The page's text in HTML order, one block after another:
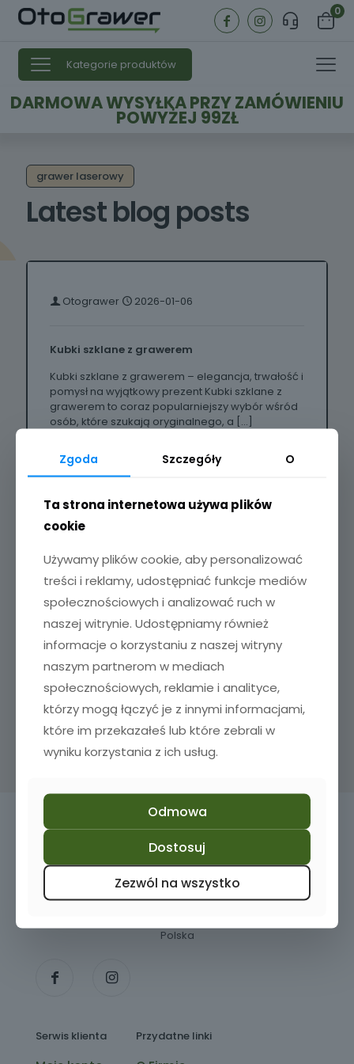
0
Kategorie produktów
DARMOWA WYSYŁKA PRZY ZAMÓWIENIU
POWYŻEJ 99ZŁ
grawer laserowy
Latest blog posts
Otograwer 2026-01-06
Kubki szklane z grawerem
Kubki szklane z grawerem – elegancja, trwałość i
pomysł na wyjątkowy prezent Kubki szklane z
grawerem to coraz popularniejszy wybór wśród
osób, które szukają oryginalnego, a […]
+48 510 980 782
Masz pytania? Zadzwoń do nas!
Baranowicka 113 lok 4PU
Polska
Serwis klienta Przydatne linki
Zgoda Szczegóły O
Ta strona internetowa używa plików
cookie
Używamy plików cookie, aby personalizować
treści i reklamy, udostępniać funkcje mediów
społecznościowych i analizować ruch w
naszej witrynie. Udostępniamy również
informacje o korzystaniu z naszej witryny
naszym partnerom w mediach
społecznościowych, reklamie i analityce,
którzy mogą łączyć je z innymi informacjami,
które im przekazałeś lub które zebrali w
wyniku korzystania z ich usług.
Odmowa
Dostosuj
Zezwól na wszystko